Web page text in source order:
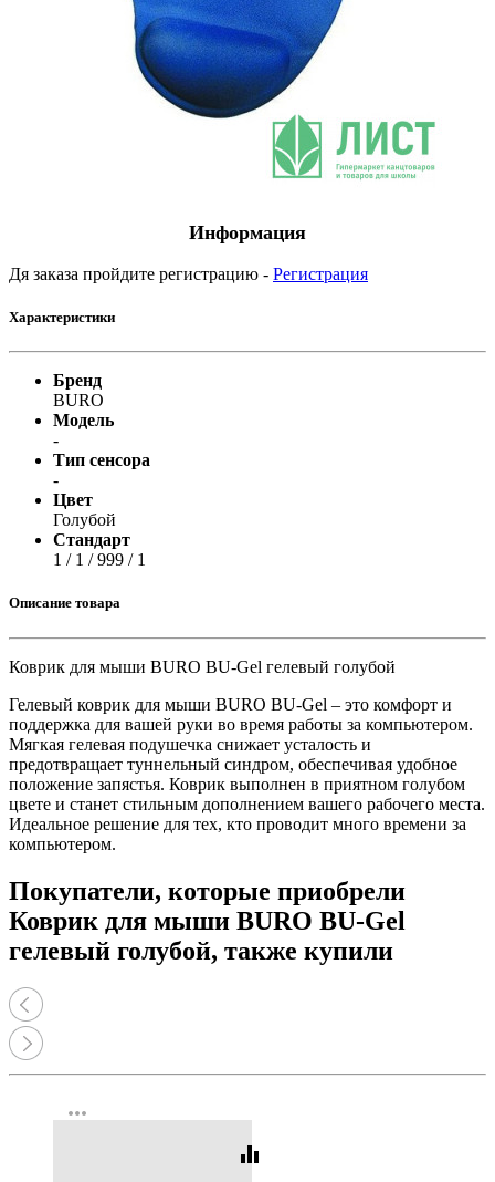
Информация
Дя заказа пройдите регистрацию - Регистрация
Характеристики
Бренд
BURO
Модель
-
Тип сенсора
-
Цвет
Голубой
Стандарт
1 / 1 / 999 / 1
Описание товара
Коврик для мыши BURO BU-Gel гелевый голубой
Гелевый коврик для мыши BURO BU-Gel – это комфорт и
поддержка для вашей руки во время работы за компьютером.
Мягкая гелевая подушечка снижает усталость и
предотвращает туннельный синдром, обеспечивая удобное
положение запястья. Коврик выполнен в приятном голубом
цвете и станет стильным дополнением вашего рабочего места.
Идеальное решение для тех, кто проводит много времени за
компьютером.
Покупатели, которые приобрели
Коврик для мыши BURO BU-Gel
гелевый голубой, также купили
more_horiz
equalizer